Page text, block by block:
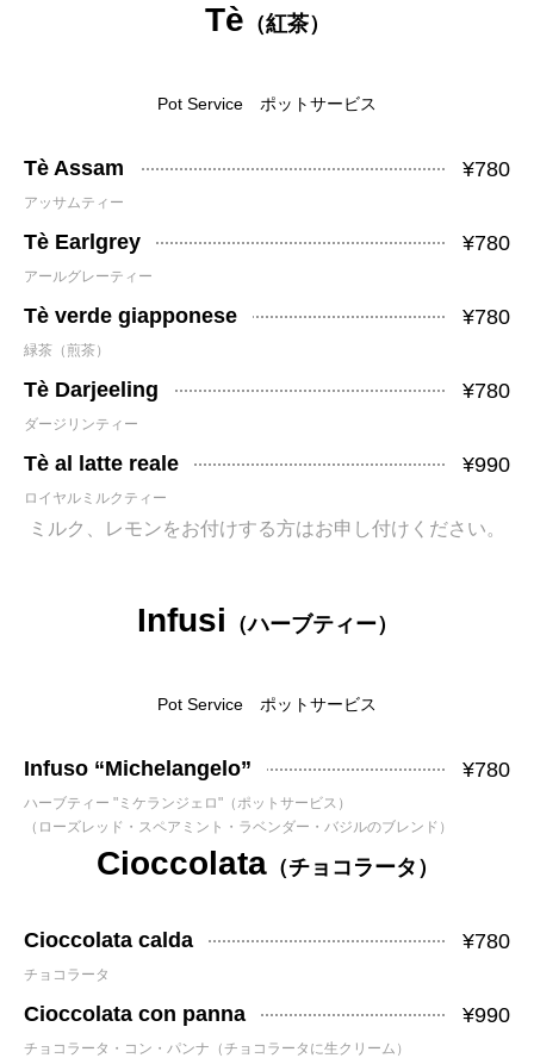
Tè （紅茶）
Pot Service ポットサービス
Tè Assam ¥780
アッサムティー
Tè Earlgrey ¥780
アールグレーティー
Tè verde giapponese ¥780
緑茶（煎茶）
Tè Darjeeling ¥780
ダージリンティー
Tè al latte reale ¥990
ロイヤルミルクティー
ミルク、レモンをお付けする方はお申し付けください。
Infusi （ハーブティー）
Pot Service ポットサービス
Infuso “Michelangelo” ¥780
ハーブティー "ミケランジェロ"（ポットサービス）
（ローズレッド・スペアミント・ラベンダー・バジルのブレンド）
Cioccolata（チョコラータ）
Cioccolata calda ¥780
チョコラータ
Cioccolata con panna ¥990
チョコラータ・コン・パンナ（チョコラータに生クリーム）